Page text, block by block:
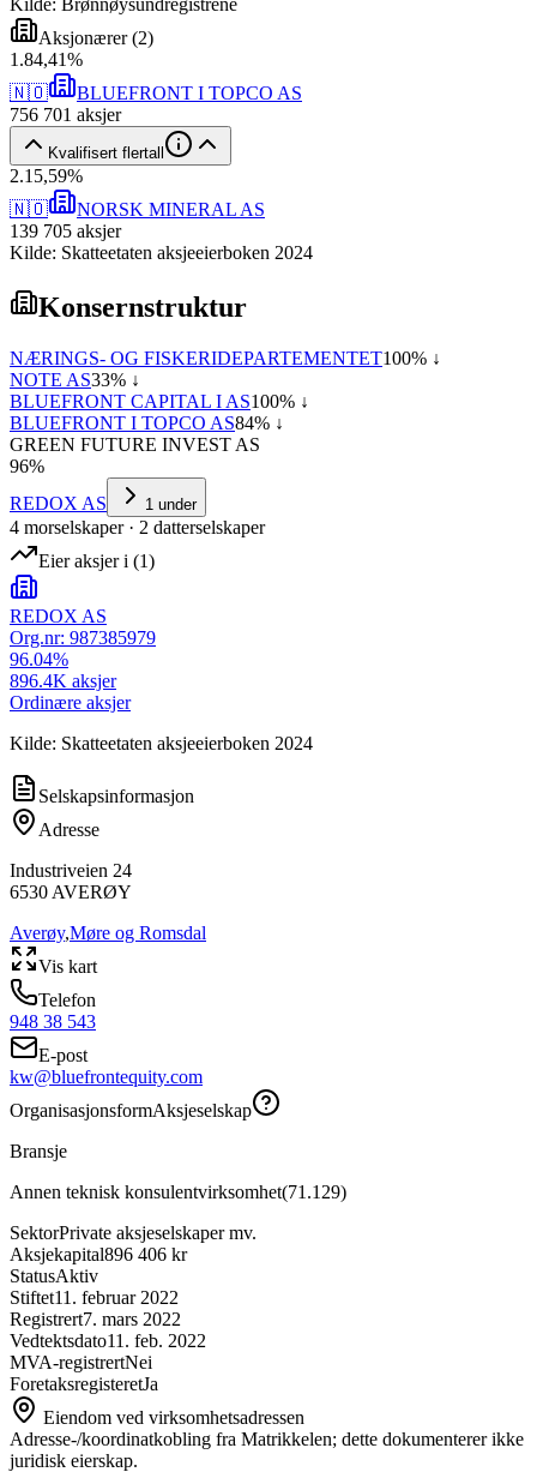
Kilde: Brønnøysundregistrene
Aksjonærer(2)
1 .84,41%
🇳🇴
BLUEFRONT I TOPCO AS
756 701 aksjer
Kvalifisert flertall
2.15,59%
🇳🇴
NORSK MINERAL AS
139 705 aksjer
Kilde: Skatteetaten aksjeeierboken 2024
Konsernstruktur
NÆRINGS- OG FISKERIDEPARTEMENTET100% ↓
NOTE AS33% ↓
BLUEFRONT CAPITAL I AS100% ↓
BLUEFRONT I TOPCO AS84% ↓
GREEN FUTURE INVEST AS
96%
REDOX AS
1 under
4 morselskaper· 2 datterselskaper
Eier aksjer i (1)
REDOX AS
Org.nr: 987385979
96.04%
896.4K aksjer
Ordinære aksjer
Kilde: Skatteetaten aksjeeierboken 2024
Selskapsinformasjon
Adresse
Industriveien 24
6530 AVERØY
Averøy,Møre og Romsdal
Vis kart
Telefon
948 38 543
E-post
kw@bluefrontequity.com
OrganisasjonsformAksjeselskap
Bransje
Annen teknisk konsulentvirksomhet(71.129)
SektorPrivate aksjeselskaper mv.
Aksjekapital896 406 kr
StatusAktiv
Stiftet11. februar 2022
Registrert7. mars 2022
Vedtektsdato11. feb. 2022
MVA-registrertNei
ForetaksregisteretJa
Eiendom ved virksomhetsadressen
Adresse-/koordinatkobling fra Matrikkelen; dette dokumenterer ikke
juridisk eierskap.